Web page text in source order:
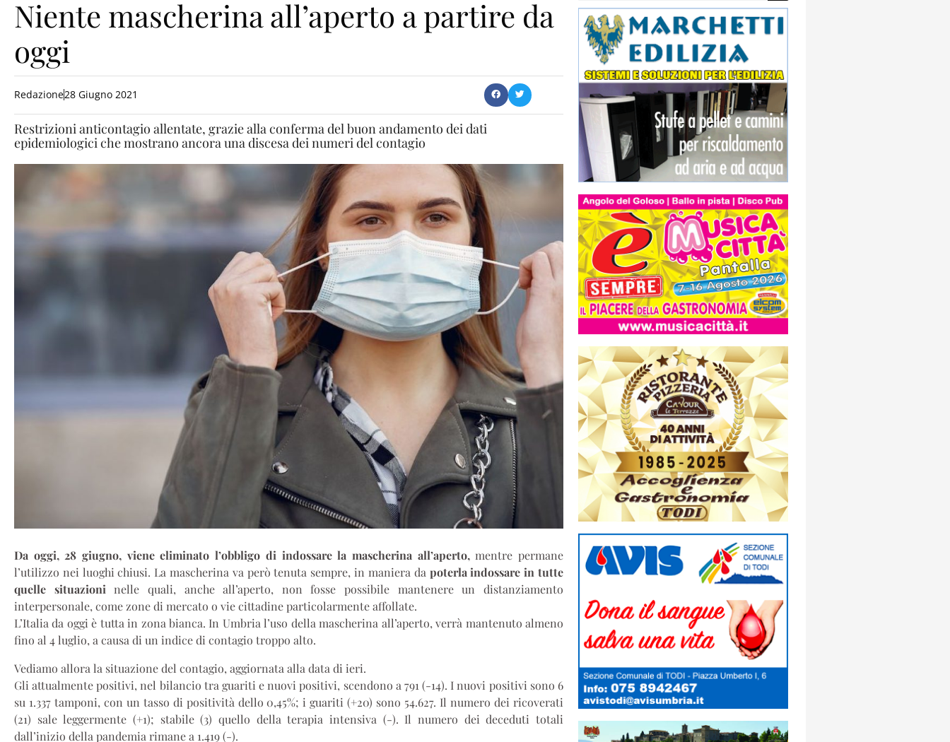
Niente mascherina all’aperto a partire da
oggi
Redazione28 Giugno 2021
Restrizioni anticontagio allentate, grazie alla conferma del buon andamento dei dati
epidemiologici che mostrano ancora una discesa dei numeri del contagio
Da oggi, 28 giugno, viene eliminato l’obbligo di indossare la mascherina all’aperto,mentre permane
l’utilizzo nei luoghi chiusi. La mascherina va però tenuta sempre, in maniera da poterla indossare in tutte
quelle situazioninelle quali, anche all’aperto, non fosse possibile mantenere un distanziamento
interpersonale, come zone di mercato o vie cittadine particolarmente affollate.
L’Italia da oggi è tutta in zona bianca. In Umbria l’uso della mascherina all’aperto, verrà mantenuto almeno
fino al 4 luglio, a causa di un indice di contagio troppo alto.
Vediamo allora la situazione del contagio, aggiornata alla data di ieri.
Gli attualmente positivi, nel bilancio tra guariti e nuovi positivi, scendono a 791 (-14). I nuovi positivi sono 6
su 1.337 tamponi, con un tasso di positività dello 0,45%; i guariti (+20) sono 54.627. Il numero dei ricoverati
(21) sale leggermente (+1); stabile (3) quello della terapia intensiva (-). Il numero dei deceduti totali
dall’inizio della pandemia rimane a 1.419 (-).